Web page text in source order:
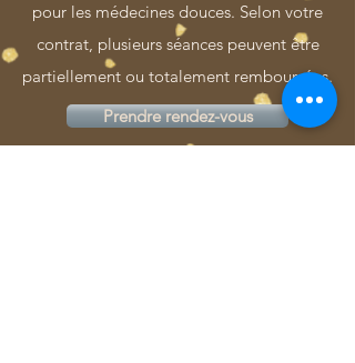
pour les médecines douces. Selon votre
contrat, plusieurs séances peuvent être
partiellement ou totalement remboursées.
Prendre rendez-vous